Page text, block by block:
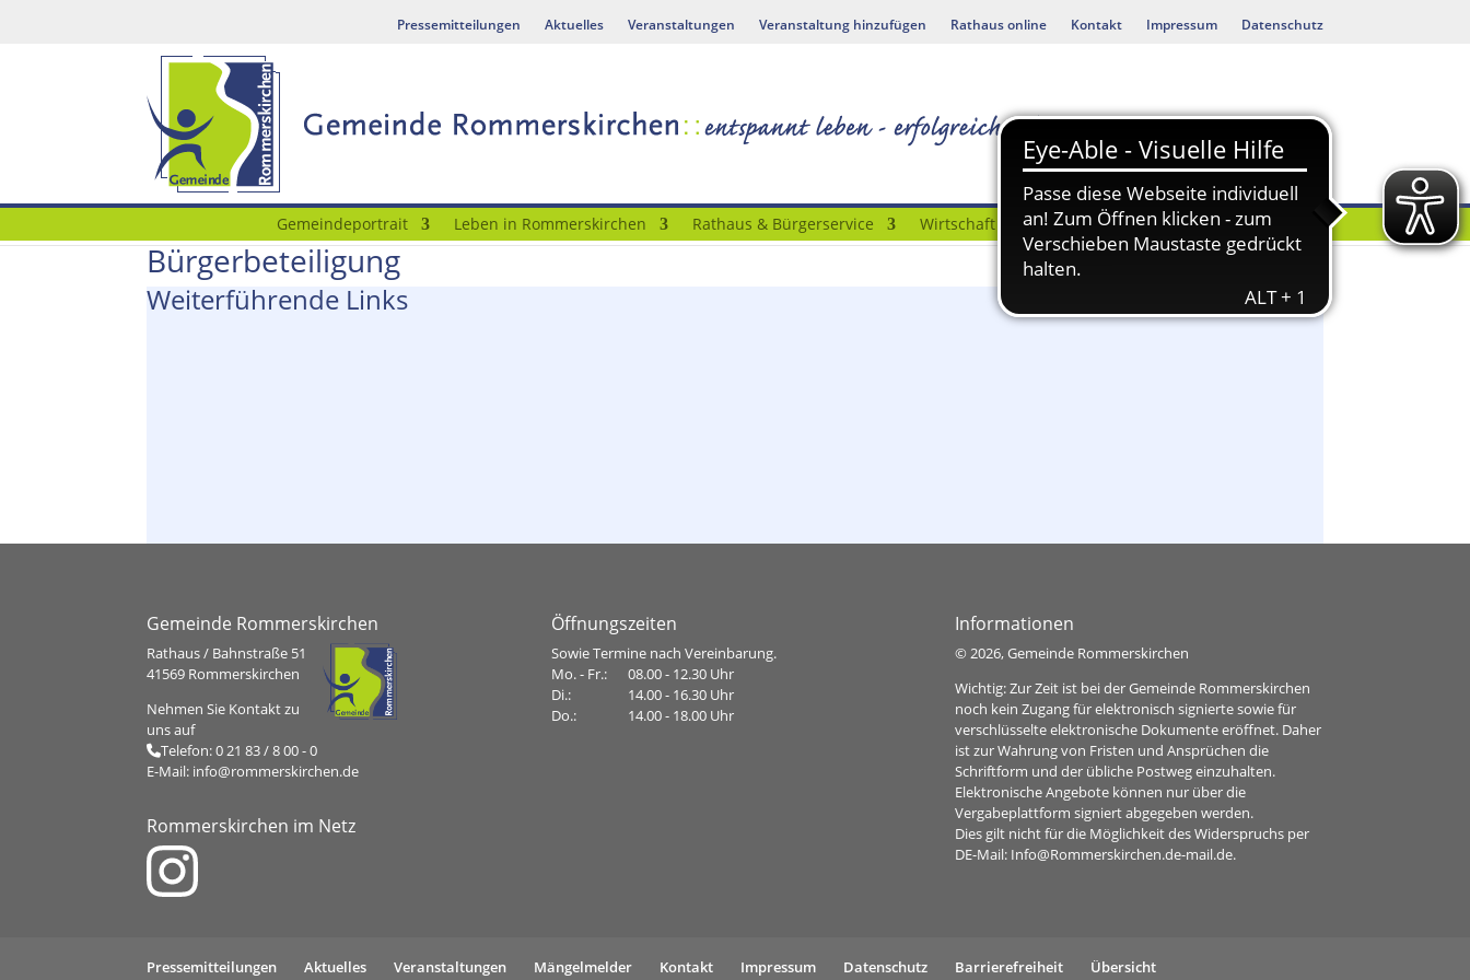
Pressemitteilungen Aktuelles Veranstaltungen Veranstaltung hinzufügen Rathaus online Kontakt Impressum Datenschutz
Gemeindeportrait Leben in Rommerskirchen Rathaus & Bürgerservice Wirtschaft Bauen & Umwelt
Bürgerbeteiligung
Weiterführende Links
Gemeinde Rommerskirchen
Rathaus / Bahnstraße 51
41569 Rommerskirchen
Nehmen Sie Kontakt zu
uns auf
Telefon:0 21 83 / 8 00 - 0
E-Mail: info@rommerskirchen.de
Rommerskirchen im Netz
Öffnungszeiten
Sowie Termine nach Vereinbarung.
Mo. - Fr.:
08.00 - 12.30 Uhr
Di.:
14.00 - 16.30 Uhr
Do.:
14.00 - 18.00 Uhr
Informationen
© 2026, Gemeinde Rommerskirchen
Wichtig: Zur Zeit ist bei der Gemeinde Rommerskirchen
noch kein Zugang für elektronisch signierte sowie für
verschlüsselte elektronische Dokumente eröffnet. Daher
ist zur Wahrung von Fristen und Ansprüchen die
Schriftform und der übliche Postweg einzuhalten.
Elektronische Angebote können nur über die
Vergabeplattform signiert abgegeben werden.
Dies gilt nicht für die Möglichkeit des Widerspruchs per
DE-Mail: Info@Rommerskirchen.de-mail.de.
Pressemitteilungen Aktuelles Veranstaltungen Mängelmelder Kontakt Impressum Datenschutz Barrierefreiheit Übersicht